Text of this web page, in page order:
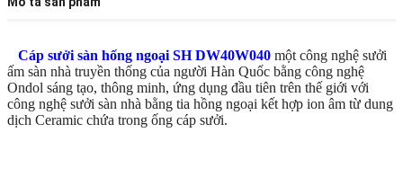
Cáp sưởi sàn hống ngoại SH DW40W040 một công nghệ sưởi
ấm sàn nhà truyền thống của người Hàn Quốc bằng công nghệ
Ondol sáng tạo, thông minh, ứng dụng đầu tiên trên thế giới với
công nghệ sưởi sàn nhà bằng tia hồng ngoại kết hợp ion âm từ dung
dịch Ceramic chứa trong ống cáp sưởi.